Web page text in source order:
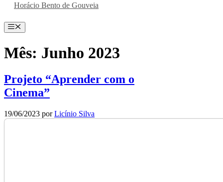
Horácio Bento de Gouveia
Menu
Mês: Junho 2023
Projeto “Aprender com o
Cinema”
19/06/2023 porLicínio Silva